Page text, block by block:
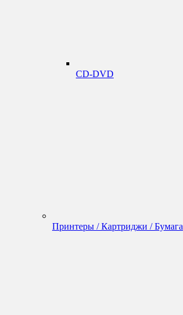
CD-DVD
Принтеры / Картриджи / Бумага